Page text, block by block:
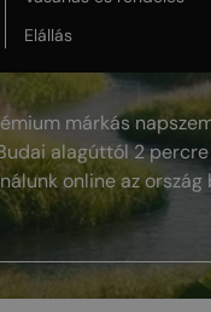
Elállás
márkás
alagúttól 2
online az